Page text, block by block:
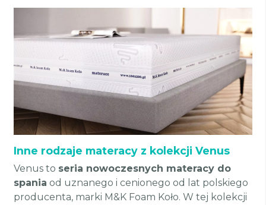
Inne rodzaje materacy z kolekcji Venus
Venus to seria nowoczesnych materacy do
spania od uznanego i cenionego od lat polskiego
producenta, marki M&K Foam Koło. W tej kolekcji